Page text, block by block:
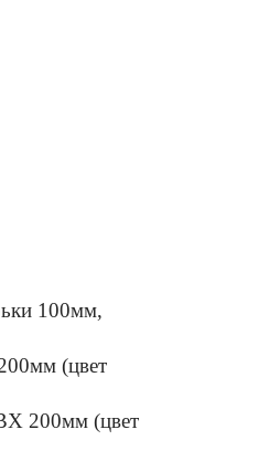
100мм,
(цвет
200мм (цвет